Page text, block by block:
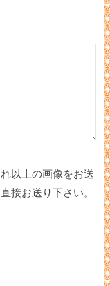
以上の画像をお送
接お送り下さい。